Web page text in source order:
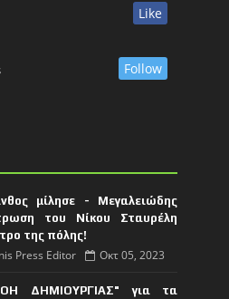
Like
Follow
μίλησε - Μεγαλειώδης
του Νίκου Σταυρέλη
της πόλης!
Press Editor Οκτ 05, 2023
ΔΗΜΙΟΥΡΓΙΑΣ" για τα